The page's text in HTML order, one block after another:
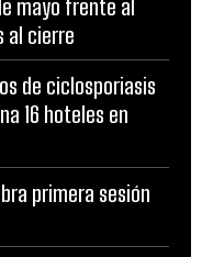
mayo frente al
al cierre
de ciclosporiasis
16 hoteles en
primera sesión